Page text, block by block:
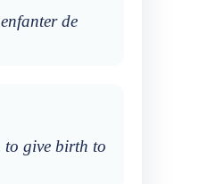
de
give birth to